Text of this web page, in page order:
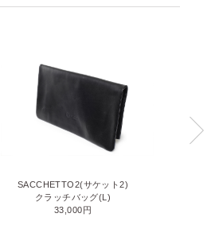
SACCHETTO2(サケット2)
クラッチバッグ(L)
33,000円